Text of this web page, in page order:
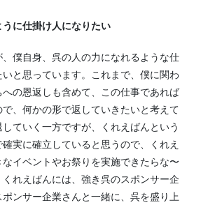
に仕掛け人になりたい
、僕自身、呉の人の力になれるような仕
と思っています。これまで、僕に関わ
の恩返しも含めて、この仕事であれば
、何かの形で返していきたいと考えて
ていく一方ですが、くれえばんという
実に確立していると思うので、くれえ
イベントやお祭りを実施できたらな〜
れえばんには、強き呉のスポンサー企
ンサー企業さんと一緒に、呉を盛り上